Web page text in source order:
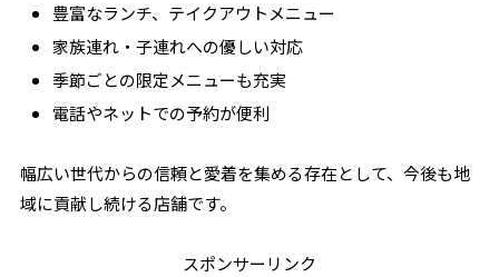
豊富なランチ、テイクアウトメニュー
家族連れ・子連れへの優しい対応
季節ごとの限定メニューも充実
電話やネットでの予約が便利
幅広い世代からの信頼と愛着を集める存在として、今後も地
域に貢献し続ける店舗です。
スポンサーリンク